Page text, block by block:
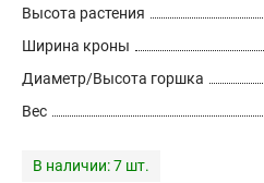
Высота растения
Ширина кроны
Диаметр/Высота горшка
Вес
В наличии:7 шт.